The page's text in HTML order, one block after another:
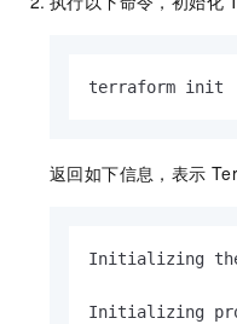
terraform init
返回如下信息，表示
Initializing the
Initializing